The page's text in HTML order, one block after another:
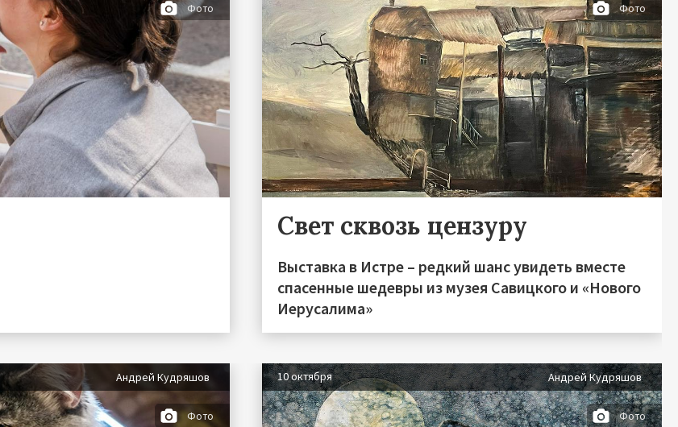
Фото Фото
Свет сквозь цензуру
Выставка в Истре – редкий шанс увидеть вместе
спасенные шедевры из музея Савицкого и «Нового
Иерусалима»
Андрей Кудряшов
Фото
10 октября Андрей Кудряшов
Фото